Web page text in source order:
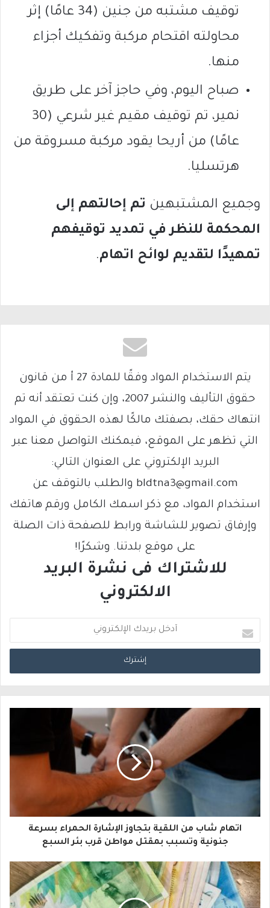
توقيف مشتبه من جنين (34 عامًا) إثر
محاولته اقتحام مركبة وتفكيك أجزاء
منها.
صباح اليوم، وفي حاجز آخر على طريق
نمير، تم توقيف مقيم غير شرعي (30
عامًا) من أريحا يقود مركبة مسروقة من
هرتسليا.
وجميع المشتبهين تم إحالتهم إلى
المحكمة للنظر في تمديد توقيفهم
تمهيدًا لتقديم لوائح اتهام.
يتم الاستخدام المواد وفقًا للمادة 27 أ من قانون
حقوق التأليف والنشر 2007، وإن كنت تعتقد أنه تم
انتهاك حقك، بصفتك مالكًا لهذه الحقوق في المواد
التي تظهر على الموقع، فيمكنك التواصل معنا عبر
البريد الإلكتروني على العنوان التالي:
bldtna3@gmail.com والطلب بالتوقف عن
استخدام المواد، مع ذكر اسمك الكامل ورقم هاتفك
وإرفاق تصوير للشاشة ورابط للصفحة ذات الصلة
على موقع بلدتنا. وشكرًا!
للاشتراك فى نشرة البريد
الالكتروني
د
خ
د
ك
ا
إ
ل
ك
اتهام شاب من اللقية بتجاوز الإشارة الحمراء بسرعة
جنونية وتسبب بمقتل مواطن قرب بئر السبع